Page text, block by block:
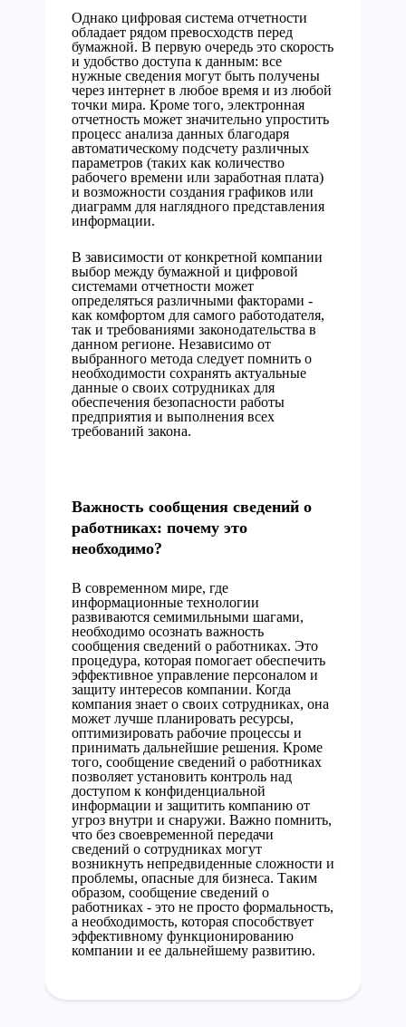
Однако цифровая система отчетности
обладает рядом превосходств перед
бумажной. В первую очередь это скорость
и удобство доступа к данным: все
нужные сведения могут быть получены
через интернет в любое время и из любой
точки мира. Кроме того, электронная
отчетность может значительно упростить
процесс анализа данных благодаря
автоматическому подсчету различных
параметров (таких как количество
рабочего времени или заработная плата)
и возможности создания графиков или
диаграмм для наглядного представления
информации.
В зависимости от конкретной компании
выбор между бумажной и цифровой
системами отчетности может
определяться различными факторами -
как комфортом для самого работодателя,
так и требованиями законодательства в
данном регионе. Независимо от
выбранного метода следует помнить о
необходимости сохранять актуальные
данные о своих сотрудниках для
обеспечения безопасности работы
предприятия и выполнения всех
требований закона.
Важность сообщения сведений о
работниках: почему это
необходимо?
В современном мире, где
информационные технологии
развиваются семимильными шагами,
необходимо осознать важность
сообщения сведений о работниках. Это
процедура, которая помогает обеспечить
эффективное управление персоналом и
защиту интересов компании. Когда
компания знает о своих сотрудниках, она
может лучше планировать ресурсы,
оптимизировать рабочие процессы и
принимать дальнейшие решения. Кроме
того, сообщение сведений о работниках
позволяет установить контроль над
доступом к конфиденциальной
информации и защитить компанию от
угроз внутри и снаружи. Важно помнить,
что без своевременной передачи
сведений о сотрудниках могут
возникнуть непредвиденные сложности и
проблемы, опасные для бизнеса. Таким
образом, сообщение сведений о
работниках - это не просто формальность,
а необходимость, которая способствует
эффективному функционированию
компании и ее дальнейшему развитию.